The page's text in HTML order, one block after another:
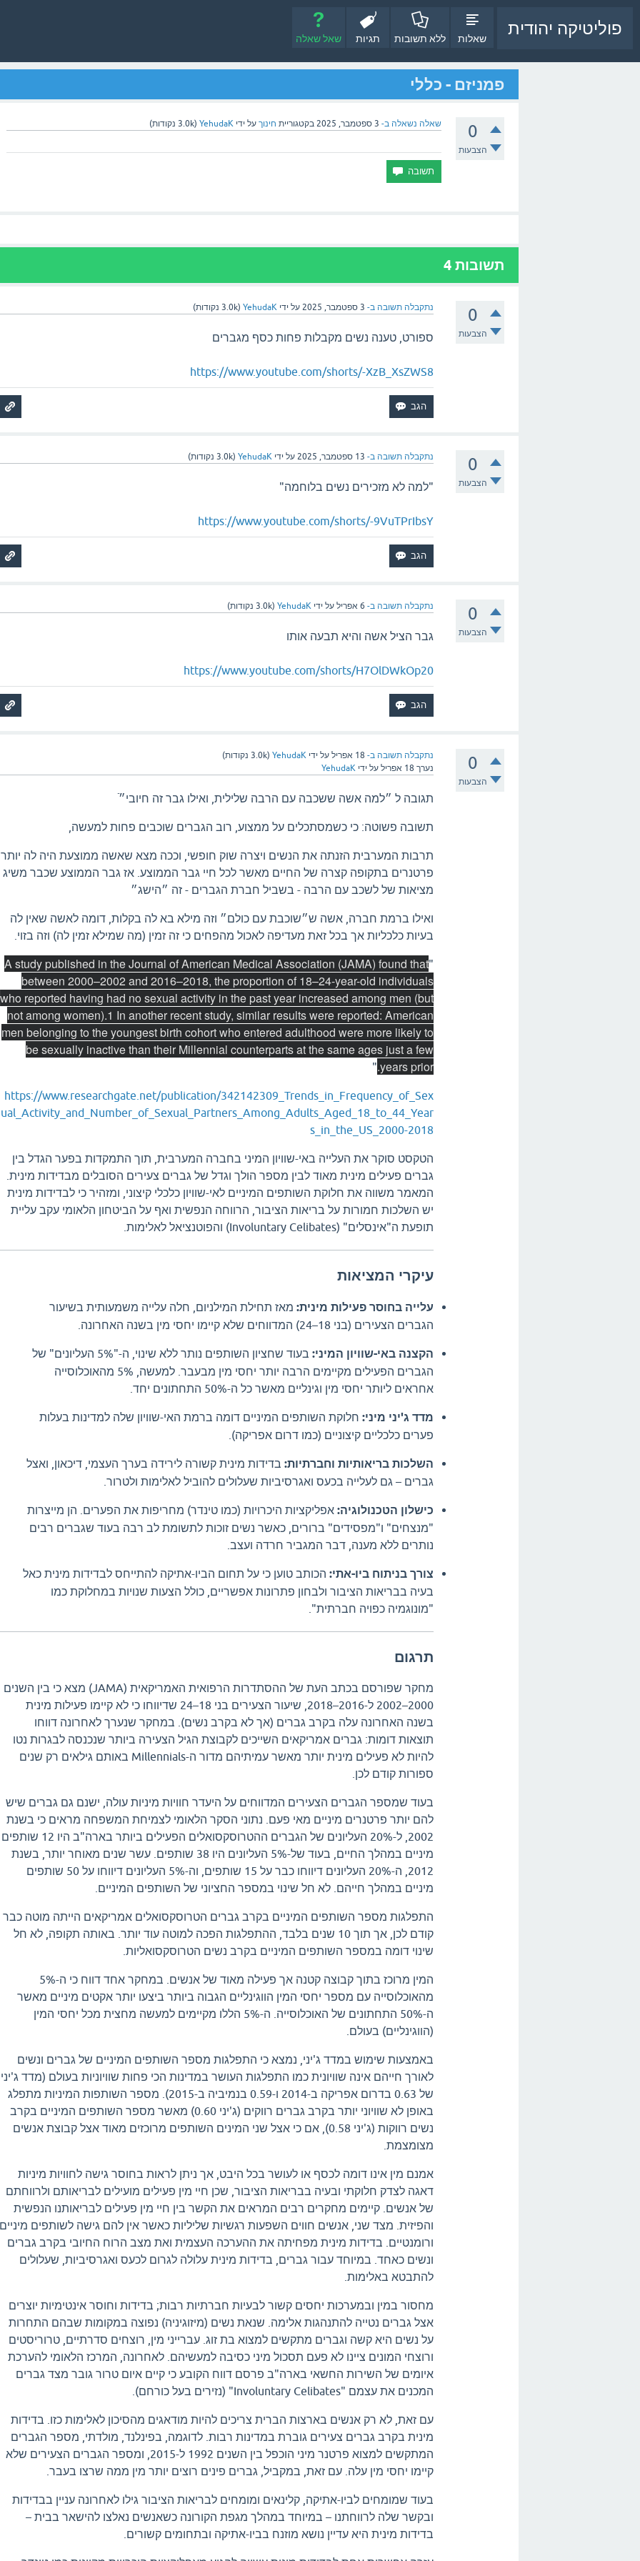
פוליטיקה יהודית
שאלות ללא תשובות תגיות שאל שאלה
פמניזם - כללי
0
הצבעות
שאלה נשאלה ב- 3 ספטמבר, 2025 בקטגוריית חינוך על ידי YehudaK
(
3.0k נקודות)
תשובות 4
0
הצבעות
נתקבלה תשובה ב- 3 ספטמבר, 2025 על ידיYehudaK
(
3.0k נקודות)
ספורט, טענה נשים מקבלות פחות כסף מגברים
https://www.youtube.com/shorts/-XzB_XsZWS8
0
הצבעות
נתקבלה תשובה ב- 13 ספטמבר, 2025 על ידיYehudaK
(
3.0k נקודות)
"למה לא מזכירים נשים בלוחמה"
https://www.youtube.com/shorts/-9VuTPrIbsY
0
הצבעות
נתקבלה תשובה ב- 6 אפריל על ידיYehudaK
(
3.0k נקודות)
גבר הציל אשה והיא תבעה אותו
https://www.youtube.com/shorts/H7OlDWkOp20
0
הצבעות
נתקבלה תשובה ב- 18 אפריל על ידיYehudaK
(
3.0k נקודות)
נערך 18 אפריל על ידיYehudaK
תגובה ל ״למה אשה ששכבה עם הרבה שלילית, ואילו גבר זה חיובי״ֿ
תשובה פשוטה: כי כשמסתכלים על ממצוע, רוב הגברים שוכבים פחות למעשה,
תרבות המערבית הזנתה את הנשים ויצרה שוק חופשי, וככה מצא שאשה ממוצעת היה לה יותר
פרטנרים בתקופה קצרה של החיים מאשר לכל חיי גבר הממוצע. אז גבר הממוצע שכבר משיג
מציאות של לשכב עם הרבה - בשביל חברת הגברים - זה ״הישג״
ואילו ברמת חברה, אשה ש״שוכבת עם כולם״ וזה מילא בא לה בקלות, דומה לאשה שאין לה
בעיות כלכליות אך בכל זאת מעדיפה לאכול מהפחים כי זה זמין (מה שמילא זמין לה) וזה בזוי.
"
A study published in the Journal of American Medical Association (JAMA) found that
between 2000–2002 and 2016–2018, the proportion of 18–24-year-old individuals
who reported having had no sexual activity in the past year increased among men (but
not among women).1 In another recent study, similar results were reported: American
men belonging to the youngest birth cohort who entered adulthood were more likely to
be sexually inactive than their Millennial counterparts at the same ages just a few
years prior.
"
https://www.researchgate.net/publication/342142309_Trends_in_Frequency_of_Sex
ual_Activity_and_Number_of_Sexual_Partners_Among_Adults_Aged_18_to_44_Year
s_in_the_US_2000-2018
הטקסט סוקר את העלייה באי-שוויון המיני בחברה המערבית, תוך התמקדות בפער הגדל בין
גברים פעילים מינית מאוד לבין מספר הולך וגדל של גברים צעירים הסובלים מבדידות מינית.
המאמר משווה את חלוקת השותפים המיניים לאי-שוויון כלכלי קיצוני, ומזהיר כי לבדידות מינית
יש השלכות חמורות על בריאות הציבור, הרווחה הנפשית ואף על הביטחון הלאומי עקב עליית
תופעת ה"אינסלים" (Involuntary Celibates) והפוטנציאל לאלימות.
עיקרי המציאות
עלייה בחוסר פעילות מינית: מאז תחילת המילניום, חלה עלייה משמעותית בשיעור
הגברים הצעירים (בני 18–24) המדווחים שלא קיימו יחסי מין בשנה האחרונה.
הקצנה באי-שוויון המיני:
בעוד שחציון השותפים נותר ללא שינוי, ה-"5% העליונים" של
הגברים הפעילים מקיימים הרבה יותר יחסי מין מבעבר. למעשה, 5% מהאוכלוסייה
אחראים ליותר יחסי מין וגינליים מאשר כל ה-50% התחתונים יחד.
מדד ג'יני מיני: חלוקת השותפים המיניים דומה ברמת האי-שוויון שלה למדינות בעלות
פערים כלכליים קיצוניים (כמו דרום אפריקה).
השלכות בריאותיות וחברתיות: בדידות מינית קשורה לירידה בערך העצמי, דיכאון, ואצל
גברים – גם לעלייה בכעס ואגרסיביות שעלולים להוביל לאלימות ולטרור.
כישלון הטכנולוגיה: אפליקציות היכרויות (כמו טינדר) מחריפות את הפערים. הן מייצרות
"מנצחים" ו"מפסידים" ברורים, כאשר נשים זוכות לתשומת לב רבה בעוד שגברים רבים
נותרים ללא מענה, דבר המגביר חרדה ועצב.
צורך בניתוח ביו-אתי: הכותב טוען כי על תחום הביו-אתיקה להתייחס לבדידות מינית כאל
בעיה בבריאות הציבור ולבחון פתרונות אפשריים, כולל הצעות שנויות במחלוקת כמו
"מונוגמיה כפויה חברתית".
תרגום
מחקר שפורסם בכתב העת של ההסתדרות הרפואית האמריקאית (JAMA) מצא כי בין השנים
2000–2002 ל-2016–2018, שיעור הצעירים בני 18–24 שדיווחו כי לא קיימו פעילות מינית
בשנה האחרונה עלה בקרב גברים (אך לא בקרב נשים). במחקר שנערך לאחרונה דווחו
תוצאות דומות: גברים אמריקאים השייכים לקבוצת הגיל הצעירה ביותר שנכנסה לבגרות נטו
להיות לא פעילים מינית יותר מאשר עמיתיהם מדור ה-Millennials באותם גילאים רק שנים
ספורות קודם לכן.
בעוד שמספר הגברים הצעירים המדווחים על היעדר חוויות מיניות עולה, ישנם גם גברים שיש
להם יותר פרטנרים מיניים מאי פעם. נתוני הסקר הלאומי לצמיחת המשפחה מראים כי בשנת
2002, ל-20% העליונים של הגברים ההטרוסקסואלים הפעילים ביותר בארה"ב היו 12 שותפים
מיניים במהלך החיים, בעוד של-5% העליונים היו 38 שותפים. עשר שנים מאוחר יותר, בשנת
2012, ה-20% העליונים דיווחו כבר על 15 שותפים, וה-5% העליונים דיווחו על 50 שותפים
מיניים במהלך חייהם. לא חל שינוי במספר החציוני של השותפים המיניים.
התפלגות מספר השותפים המיניים בקרב גברים הטרוסקסואלים אמריקאים הייתה מוטה כבר
קודם לכן, אך תוך 10 שנים בלבד, ההתפלגות הפכה למוטה עוד יותר. באותה תקופה, לא חל
שינוי דומה במספר השותפים המיניים בקרב נשים הטרוסקסואליות.
המין מרוכז בתוך קבוצה קטנה אך פעילה מאוד של אנשים. במחקר אחד דווח כי ה-5%
מהאוכלוסייה עם מספר יחסי המין הווגינליים הגבוה ביותר ביצעו יותר אקטים מיניים מאשר
ה-50% התחתונים של האוכלוסייה. ה-5% הללו מקיימים למעשה מחצית מכל יחסי המין
(הווגינליים) בעולם.
באמצעות שימוש במדד ג'יני, נמצא כי התפלגות מספר השותפים המיניים של גברים ונשים
לאורך חייהם אינה שוויונית כמו התפלגות העושר במדינות הכי פחות שוויוניות בעולם (מדד ג'יני
של 0.63 בדרום אפריקה ב-2014 ו-0.59 בנמיביה ב-2015). מספר השותפות המיניות מתפלג
באופן לא שוויוני יותר בקרב גברים רווקים (ג'יני 0.60) מאשר מספר השותפים המיניים בקרב
נשים רווקות (ג'יני 0.58), אם כי אצל שני המינים השותפים מרוכזים מאוד אצל קבוצת אנשים
מצומצמת.
אמנם מין אינו דומה לכסף או לעושר בכל היבט, אך ניתן לראות בחוסר גישה לחוויות מיניות
דאגה לצדק חלוקתי ובעיה בבריאות הציבור, שכן חיי מין פעילים מועילים לבריאותם ולרווחתם
של אנשים. קיימים מחקרים רבים המראים את הקשר בין חיי מין פעילים לבריאותנו הנפשית
והפיזית. מצד שני, אנשים חווים השפעות רגשיות שליליות כאשר אין להם גישה לשותפים מיניים
ורומנטיים. בדידות מינית מפחיתה את ההערכה העצמית ואת מצב הרוח החיובי בקרב גברים
ונשים כאחד. במיוחד עבור גברים, בדידות מינית עלולה לגרום לכעס ואגרסיביות, שעלולים
להתבטא באלימות.
מחסור במין ובמערכות יחסים קשור לבעיות חברתיות רבות; בדידות וחוסר אינטימיות יוצרים
אצל גברים נטייה להתנהגות אלימה. שנאת נשים (מיזוגיניה) נפוצה במקומות שבהם התחרות
על נשים היא קשה וגברים מתקשים למצוא בת זוג. עברייני מין, רוצחים סדרתיים, טרוריסטים
ורוצחי המונים ציינו לא פעם תסכול מיני כסיבה למעשיהם. לאחרונה, המרכז הלאומי להערכת
איומים של השירות החשאי בארה"ב פרסם דווח הקובע כי קיים איום טרור גובר מצד גברים
המכנים את עצמם "Involuntary Celibates" (נזירים בעל כורחם).
עם זאת, לא רק אנשים בארצות הברית צריכים להיות מודאגים מהסיכון לאלימות כזו. בדידות
מינית בקרב גברים צעירים גוברת במדינות רבות. לדוגמה, בפינלנד, מולדתי, מספר הגברים
המתקשים למצוא פרטנר מיני הוכפל בין השנים 1992 ל-2015, ומספר הגברים הצעירים שלא
קיימו יחסי מין עלה. עם זאת, במקביל, גברים פינים רוצים יותר מין ממה שרצו בעבר.
בעוד שמומחים לביו-אתיקה, קלינאים ומומחים לבריאות הציבור גילו לאחרונה עניין בבדידות
ובקשר שלה לרווחתנו – במיוחד במהלך מגפת הקורונה כשאנשים נאלצו להישאר בבית –
בדידות מינית היא עדיין נושא מוזנח בביו-אתיקה ובתחומים קשורים.